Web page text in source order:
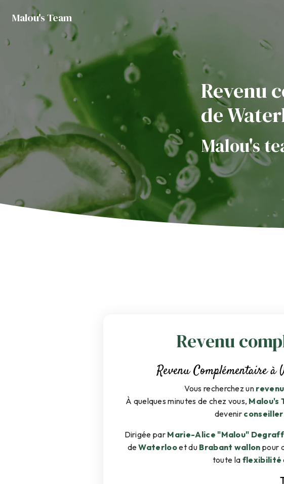
Malou's Team
Revenu
de
Malou's
Revenu
Revenu Complémentaire à
Vous recherchez un
À quelques minutes de chez vous, Malou's
devenir conseiller
Dirigée par Marie-Alice "Malou" Degraff
deWaterlooet du Brabant wallon pour
toute la flexibilité
Panneau de gestion des cookies